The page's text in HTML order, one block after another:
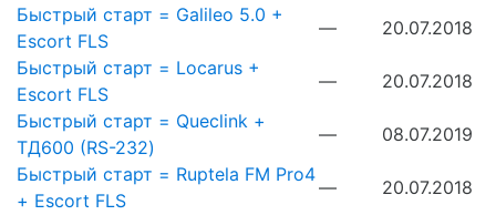
Быстрый старт = Galileo 5.0 +
Escort FLS
—
20.07.2018
Быстрый старт = Locarus +
Escort FLS
—
20.07.2018
Быстрый старт = Queclink +
ТД600 (RS-232)
—
08.07.2019
Быстрый старт = Ruptela FM Pro4
+ Escort FLS
—
20.07.2018